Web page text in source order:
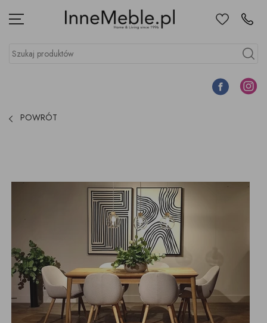
Menu UlubioneKontakt
Szukaj produktów
Szukaj
Facebook
POWRÓT